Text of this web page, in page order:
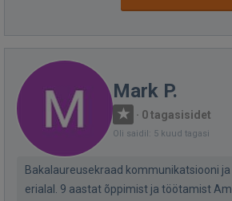
Mark P.
· 0 tagasisidet
Oli saidil: 5 kuud tagasi
Bakalaureusekraad kommunikatsiooni
erialal. 9 aastat õppimist ja töötamist